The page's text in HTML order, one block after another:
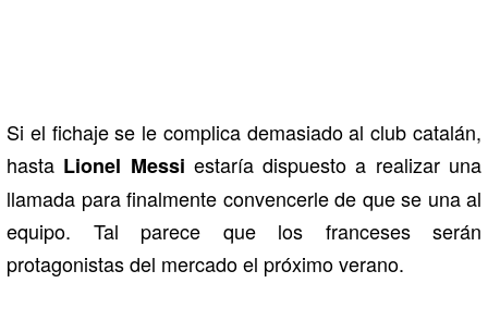
Si el fichaje se le complica demasiado al club catalán,
hasta Lionel Messi estaría dispuesto a realizar una
llamada para finalmente convencerle de que se una al
equipo. Tal parece que los franceses serán
protagonistas del mercado el próximo verano.